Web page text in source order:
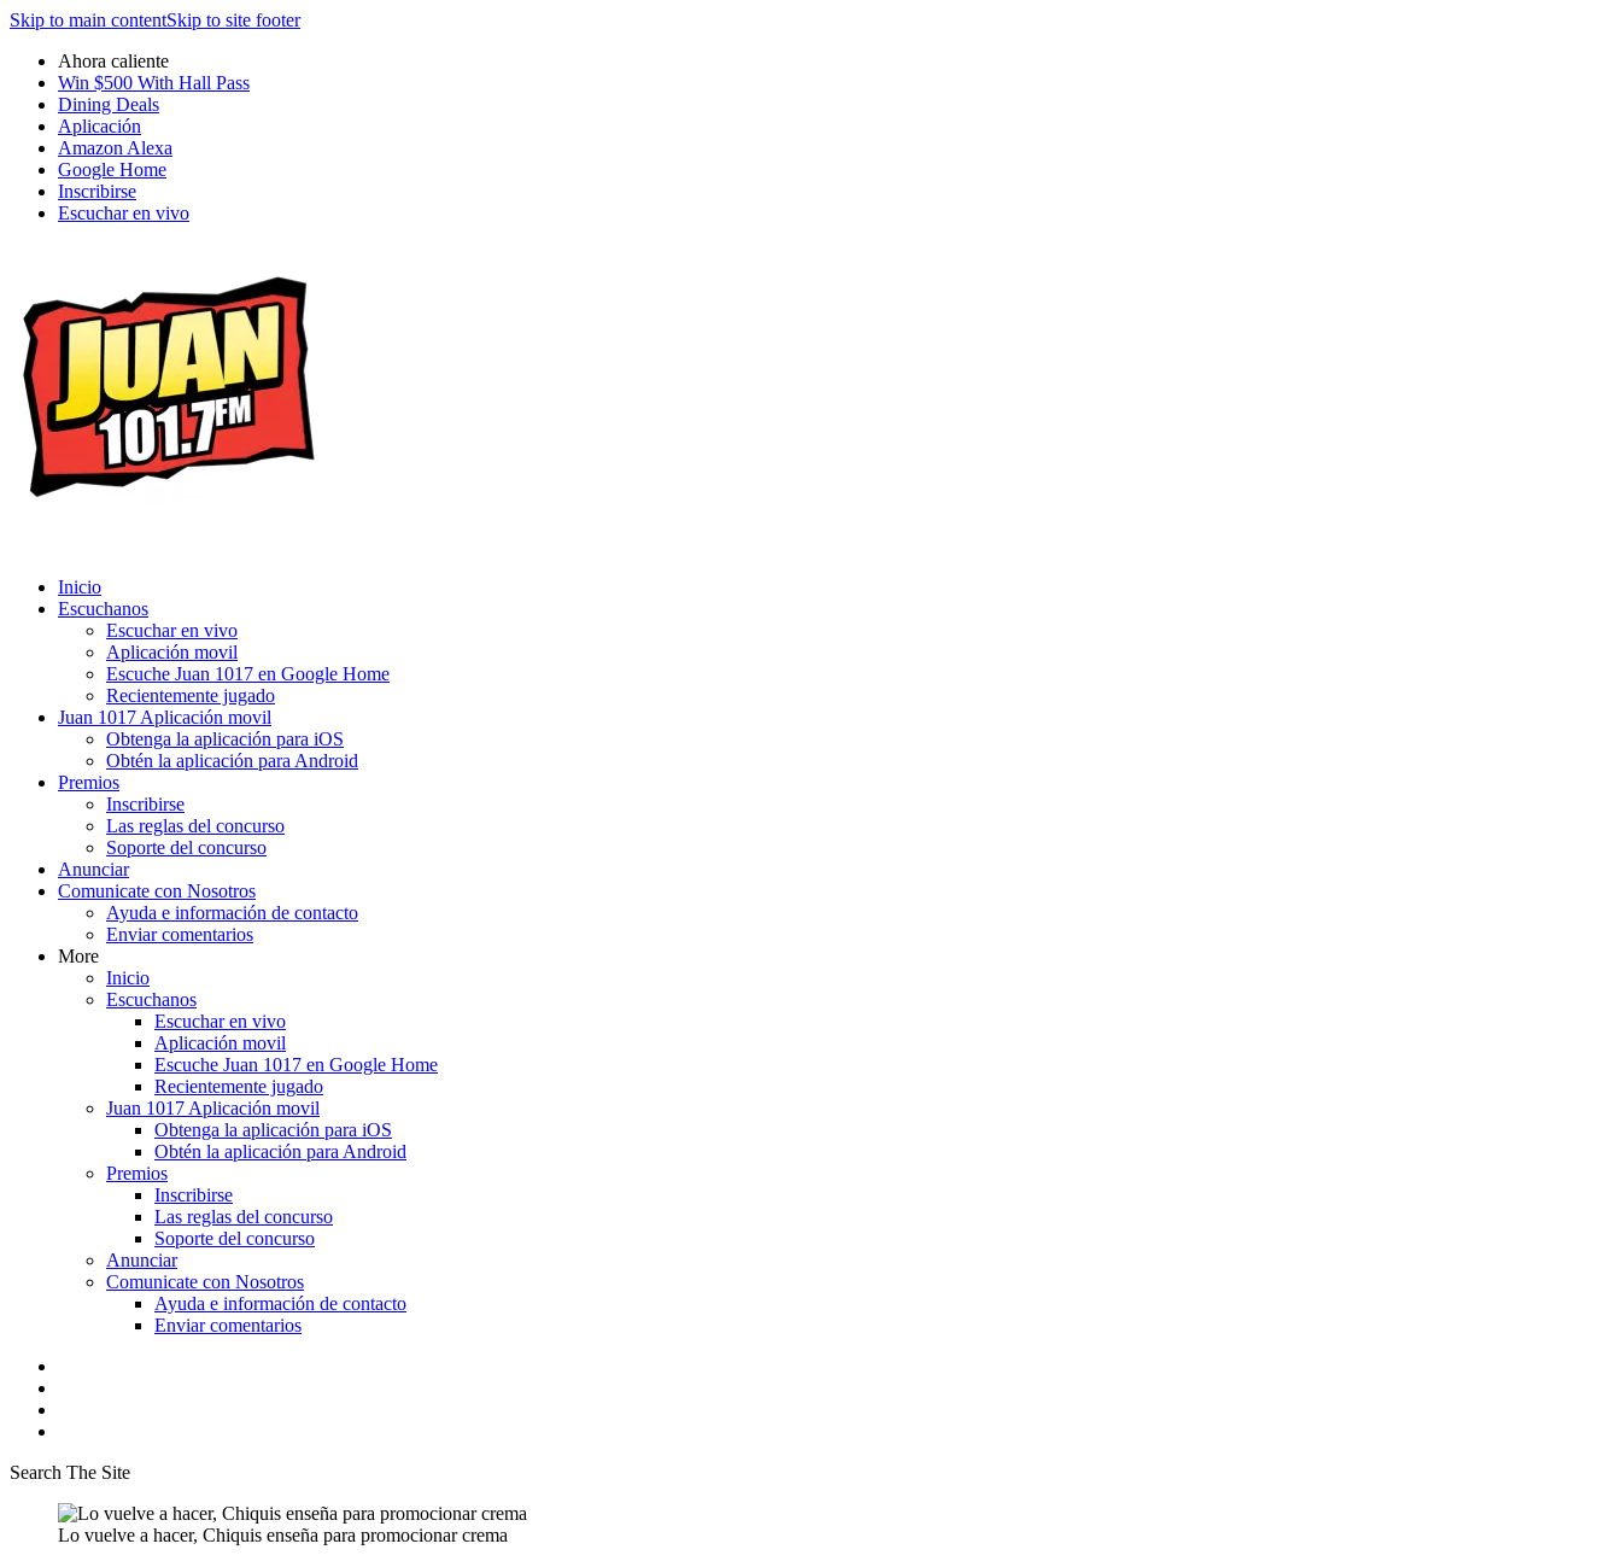
Skip to main contentSkip to site footer
Ahora caliente
Win $500 With Hall Pass
Dining Deals
Aplicación
Amazon Alexa
Google Home
Inscribirse
Escuchar en vivo
Inicio
Escuchanos
Escuchar en vivo
Aplicación movil
Escuche Juan 1017 en Google Home
Recientemente jugado
Juan 1017 Aplicación movil
Obtenga la aplicación para iOS
Obtén la aplicación para Android
Premios
Inscribirse
Las reglas del concurso
Soporte del concurso
Anunciar
Comunicate con Nosotros
Ayuda e información de contacto
Enviar comentarios
More
Inicio
Escuchanos
Escuchar en vivo
Aplicación movil
Escuche Juan 1017 en Google Home
Recientemente jugado
Juan 1017 Aplicación movil
Obtenga la aplicación para iOS
Obtén la aplicación para Android
Premios
Inscribirse
Las reglas del concurso
Soporte del concurso
Anunciar
Comunicate con Nosotros
Ayuda e información de contacto
Enviar comentarios
Search The Site
Lo vuelve a hacer, Chiquis enseña para promocionar crema